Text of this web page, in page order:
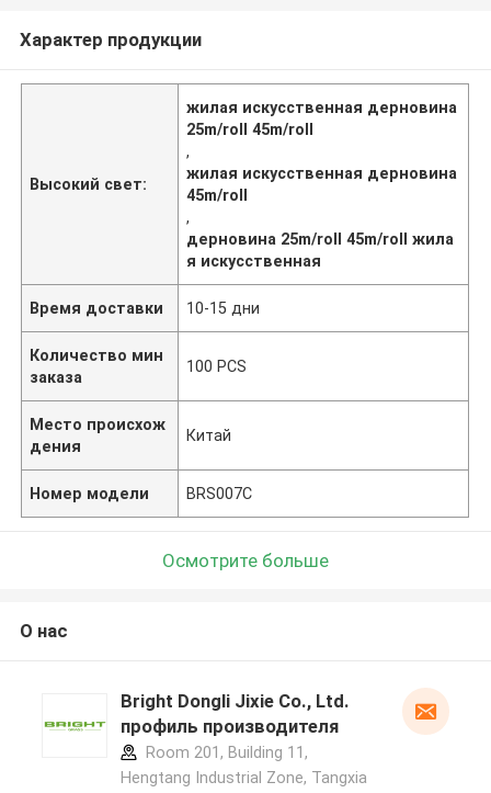
Характер продукции
Высокий свет:
жилая искусственная дерновина
25m/roll 45m/roll
,
жилая искусственная дерновина
45m/roll
,
дерновина 25m/roll 45m/roll жила
я искусственная
Время доставки 10-15 дни
Количество мин
заказа
100 PCS
Место происхож
дения
Китай
Номер модели BRS007C
Осмотрите больше
О нас
Bright Dongli Jixie Co., Ltd.
профиль производителя
Room 201, Building 11,
Hengtang Industrial Zone, Tangxia